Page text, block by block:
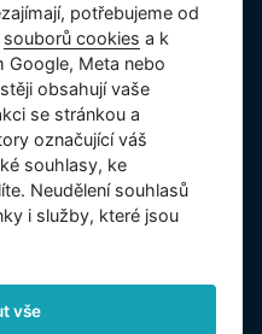
soudu v Praze,
DIČ CZ26150808.
potřebujeme od
souborů cookies a k
Meta nebo
obsahují vaše
se stránkou a
označující váš
souhlasy, ke
Neudělení souhlasů
i služby, které jsou
vše